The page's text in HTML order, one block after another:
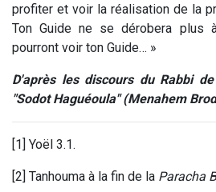
profiter et voir la réalisation de la
Ton Guide ne se dérobera plus
pourront voir ton Guide… »
D'après les discours du Rabbi
"Sodot Haguéoula" (Menahem
[1] Yoël 3.1.
[2] Tanhouma à la fin de la Paracha